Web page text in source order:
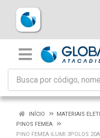
INÍCIO
MATERIAIS
PINOS FEMEA
PINO FEMEA ILUMI 3POLOS